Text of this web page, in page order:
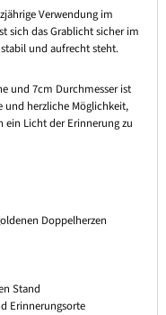
Verwendung im
sich das Grablicht sicher im
und aufrecht steht.
und 7cm Durchmesser ist
und herzliche Möglichkeit,
ein Licht der Erinnerung zu
Doppelherzen
Stand
Erinnerungsorte